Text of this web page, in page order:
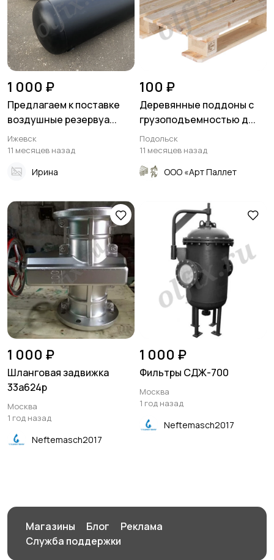
1 000 ₽
Предлагаем к поставке
воздушные резервуа...
Ижевск
11 месяцев назад
Ирина
100 ₽
Деревянные поддоны с
грузоподъемностью д...
Подольск
11 месяцев назад
ООО «Арт Паллет
1 000 ₽
Шланговая задвижка
33а624р
Москва
1 год назад
Neftemasch2017
1 000 ₽
Фильтры СДЖ-700
Москва
1 год назад
Neftemasch2017
Магазины Блог
Реклама
Служба поддержки